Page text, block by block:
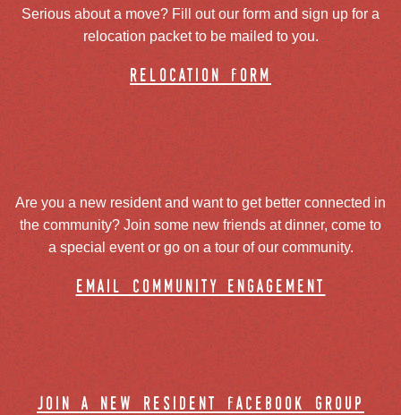
Serious about a move? Fill out our form and sign up for a
relocation packet to be mailed to you.
relocation form
Are you a new resident and want to get better connected in
the community? Join some new friends at dinner, come to
a special event or go on a tour of our community.
email community engagement
join a new resident facebook group